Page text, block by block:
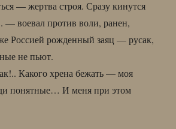
— жертва строя. Сразу кинутся
— воевал против воли, ранен,
Россией рожденный заяц — русак,
не пьют.
Какого хрена бежать — моя
понятные… И меня при этом